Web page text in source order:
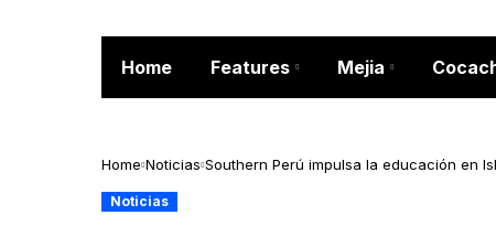
Home Features Mejia
Home Noticias Southern Perú impulsa la educación en
Noticias